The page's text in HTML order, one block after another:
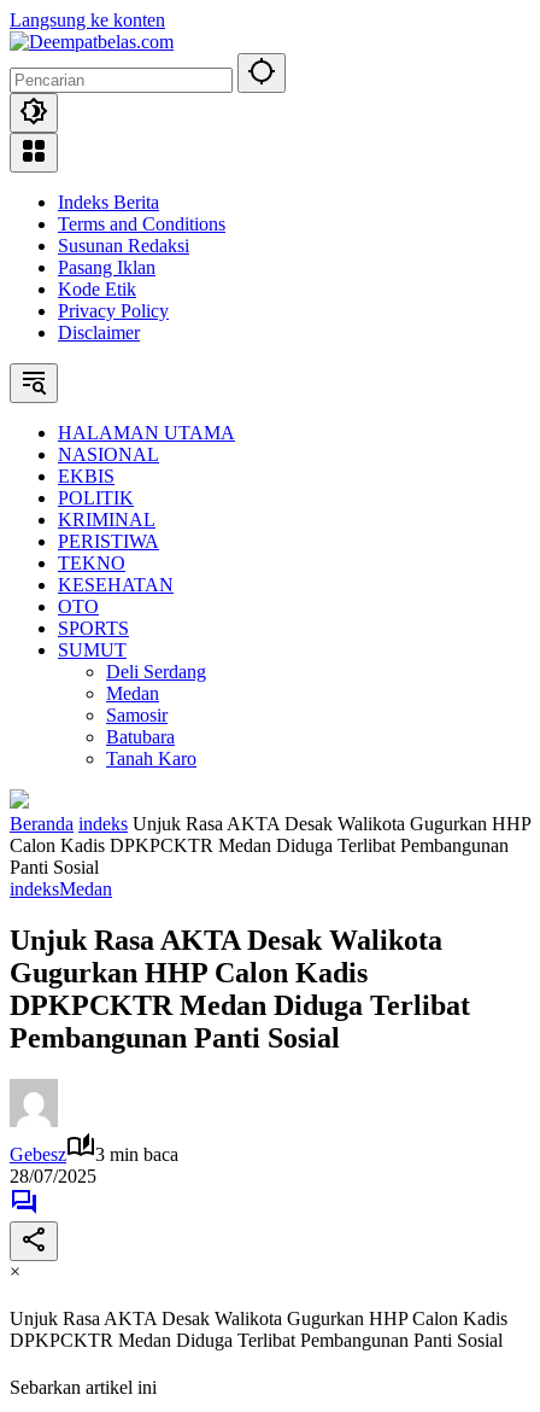
Langsung ke konten
Indeks Berita
Terms and Conditions
Susunan Redaksi
Pasang Iklan
Kode Etik
Privacy Policy
Disclaimer
HALAMAN UTAMA
NASIONAL
EKBIS
POLITIK
KRIMINAL
PERISTIWA
TEKNO
KESEHATAN
OTO
SPORTS
SUMUT
Deli Serdang
Medan
Samosir
Batubara
Tanah Karo
Beranda indeks Unjuk Rasa AKTA Desak Walikota Gugurkan HHP
Calon Kadis DPKPCKTR Medan Diduga Terlibat Pembangunan
Panti Sosial
indeksMedan
Unjuk Rasa AKTA Desak Walikota
Gugurkan HHP Calon Kadis
DPKPCKTR Medan Diduga Terlibat
Pembangunan Panti Sosial
Gebesz
3 min baca
28/07/2025
×
Unjuk Rasa AKTA Desak Walikota Gugurkan HHP Calon Kadis
DPKPCKTR Medan Diduga Terlibat Pembangunan Panti Sosial
Sebarkan artikel ini